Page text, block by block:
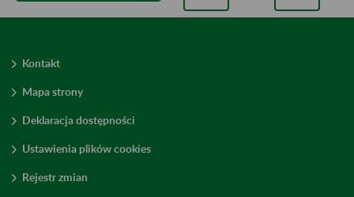
Kontakt
Mapa strony
Deklaracja dostępności
Ustawienia plików cookies
Rejestr zmian